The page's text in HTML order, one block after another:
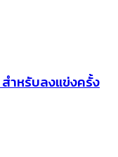
ำหรับลงแข่งครั้ง